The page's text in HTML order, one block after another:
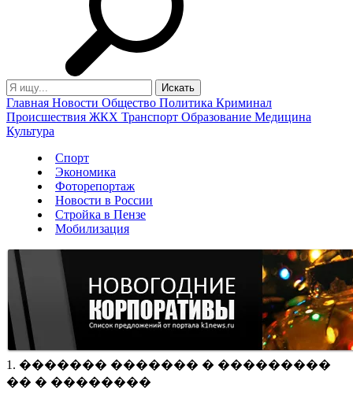
Главная Новости Общество Политика Криминал
Происшествия ЖКХ Транспорт Образование Медицина
Культура
Спорт
Экономика
Фоторепортаж
Новости в России
Стройка в Пензе
Мобилизация
1. ������� ������� � ���������
�� � ��������